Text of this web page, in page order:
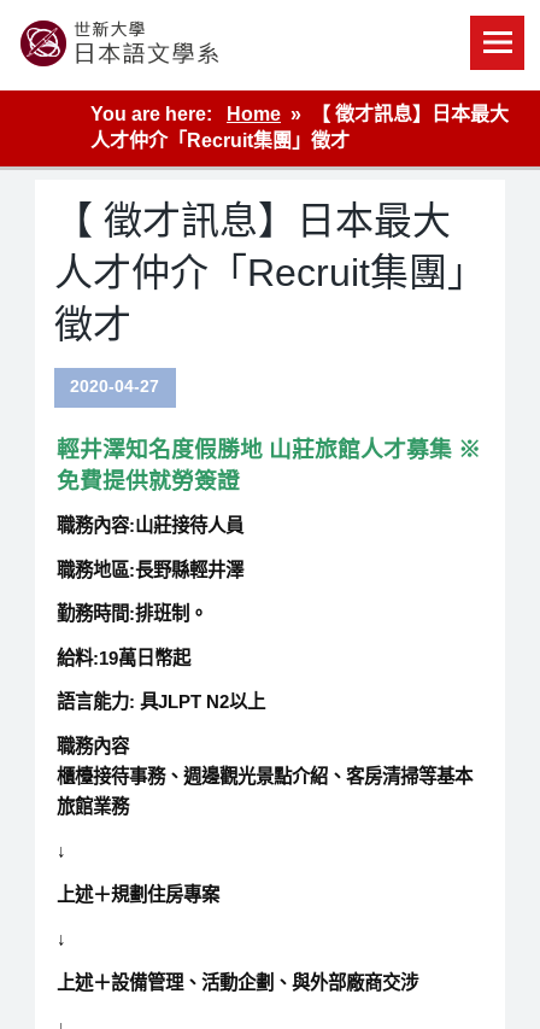
content
世新大學教學單位的網站
You are here:
Home
【 徵才訊息】日本最大
人才仲介「Recruit集團」徵才
【 徵才訊息】日本最大
人才仲介「Recruit集團」
徵才
2020-04-27
輕井澤知名度假勝地 山莊旅館人才募集※
免費提供就勞簽證
職務內容:山莊接待人員
職務地區:長野縣輕井澤
勤務時間:排班制。
給料:19萬日幣起
語言能力: 具JLPT N2以上
職務內容
櫃檯接待事務、週邊觀光景點介紹、客房清掃等基本
旅館業務
↓
上述＋規劃住房專案
↓
上述＋設備管理、活動企劃、與外部廠商交涉